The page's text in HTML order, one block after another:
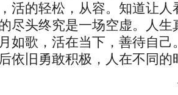
活的轻松，从容。知道让
尽头终究是一场空虚。人
如歌，活在当下，善待自
依旧勇敢积极，人在不同的